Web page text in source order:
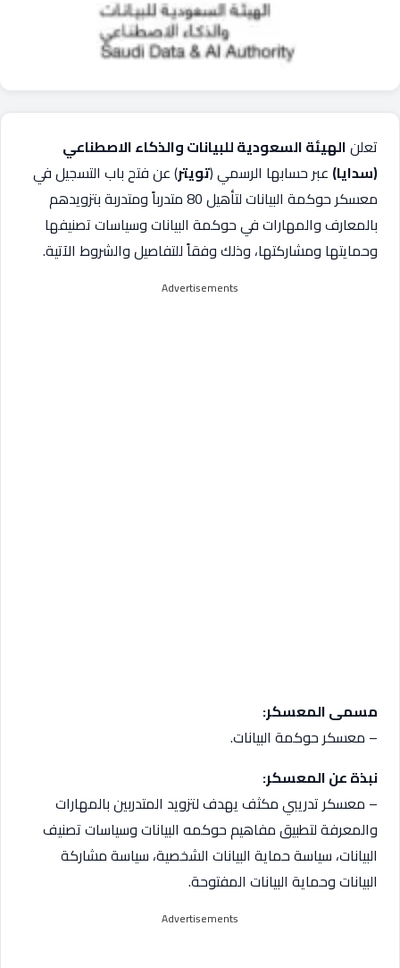
تعلنالهيئة السعودية للبيانات والذكاء الاصطناعي
(سدايا) عبر حسابها الرسمي (تويتر) عن فتح باب التسجيل في
معسكر حوكمة البيانات لتأهيل 80 متدرباً ومتدربة بتزويدهم
بالمعارف والمهارات في حوكمة البيانات وسياسات تصنيفها
وحمايتها ومشاركتها، وذلك وفقاً للتفاصيل والشروط الآتية.
Advertisements
مسمى المعسكر:
– معسكر حوكمة البيانات.
نبذة عن المعسكر:
– معسكر تدريبي مكثف يهدف لتزويد المتدربين بالمهارات
والمعرفة لتطبيق مفاهيم حوكمه البيانات وسياسات تصنيف
البيانات، سياسة حماية البيانات الشخصية، سياسة مشاركة
البيانات وحماية البيانات المفتوحة.
Advertisements